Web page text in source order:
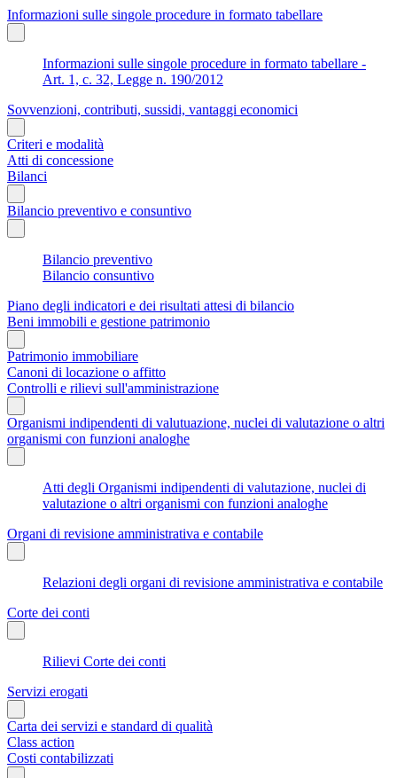
Informazioni sulle singole procedure in formato tabellare
Informazioni sulle singole procedure in formato tabellare -
Art. 1, c. 32, Legge n. 190/2012
Sovvenzioni, contributi, sussidi, vantaggi economici
Criteri e modalità
Atti di concessione
Bilanci
Bilancio preventivo e consuntivo
Bilancio preventivo
Bilancio consuntivo
Piano degli indicatori e dei risultati attesi di bilancio
Beni immobili e gestione patrimonio
Patrimonio immobiliare
Canoni di locazione o affitto
Controlli e rilievi sull'amministrazione
Organismi indipendenti di valutuazione, nuclei di valutazione o altri
organismi con funzioni analoghe
Atti degli Organismi indipendenti di valutazione, nuclei di
valutazione o altri organismi con funzioni analoghe
Organi di revisione amministrativa e contabile
Relazioni degli organi di revisione amministrativa e contabile
Corte dei conti
Rilievi Corte dei conti
Servizi erogati
Carta dei servizi e standard di qualità
Class action
Costi contabilizzati